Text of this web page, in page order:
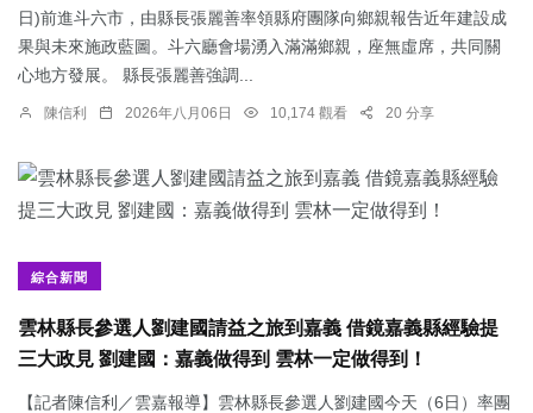
日)前進斗六市，由縣長張麗善率領縣府團隊向鄉親報告近年建設成
果與未來施政藍圖。斗六廳會場湧入滿滿鄉親，座無虛席，共同關
心地方發展。 縣長張麗善強調...
陳信利 2026年八月06日 10,174 觀看 20 分享
綜合新聞
雲林縣長參選人劉建國請益之旅到嘉義 借鏡嘉義縣經驗提
三大政見 劉建國：嘉義做得到 雲林一定做得到！
【記者陳信利／雲嘉報導】雲林縣長參選人劉建國今天（6日）率團